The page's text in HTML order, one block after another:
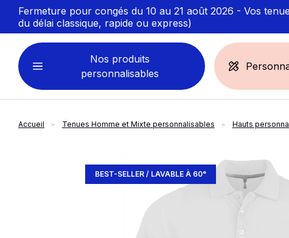
Fermeture pour congés du 10 au 21 août 2026 - Vos
du délai classique, rapide ou express)
Nos produits
personnalisables
VÊTEMENTS
Sweats personnalisables
ACCESSOIRES
Casquette
Bonnet et Bandeau
Accueil Tenues Homme et Mixte personnalisables Hauts
BEST-SELLER / LAVABLE À 60°